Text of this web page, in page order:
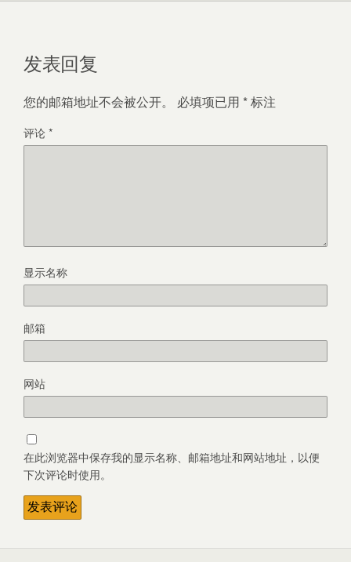
发表回复
您的邮箱地址不会被公开。 必填项已用 *标注
评论*
显示名称
邮箱
网站
在此浏览器中保存我的显示名称、邮箱地址和网站地址，以便
下次评论时使用。